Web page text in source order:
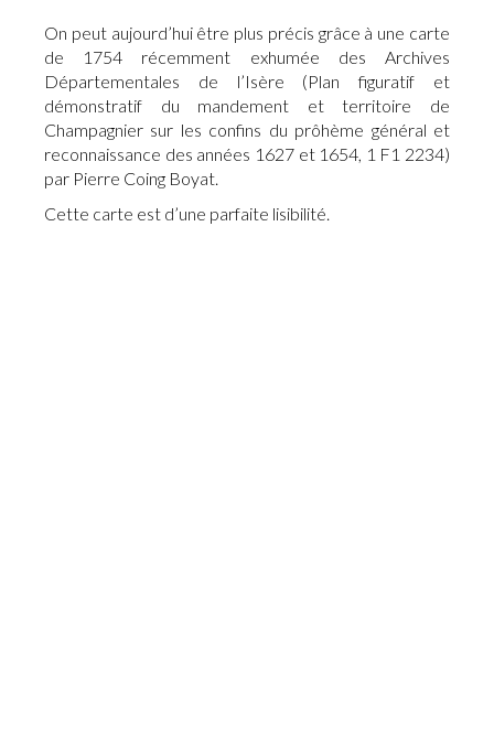
On peut aujourd’hui être plus précis grâce à une carte
de 1754 récemment exhumée des Archives
Départementales de l’Isère (Plan figuratif et
démonstratif du mandement et territoire de
Champagnier sur les confins du prôhème général et
reconnaissance des années 1627 et 1654, 1 F1 2234)
par Pierre Coing Boyat.
Cette carte est d’une parfaite lisibilité.